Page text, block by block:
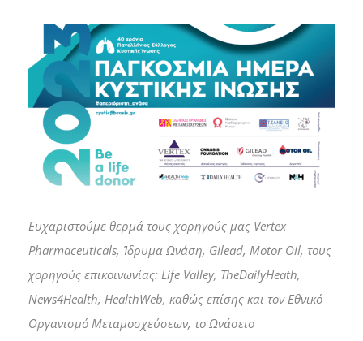
Ευχαριστούμε θερμά τους χορηγούς μας Vertex
Pharmaceuticals, Ίδρυμα Ωνάση, Gilead, Motor Oil, τους
χορηγούς επικοινωνίας: Life Valley, TheDailyHeath,
News4Health, HealthWeb, καθώς επίσης και τον Εθνικό
Οργανισμό Μεταμοσχεύσεων, το Ωνάσειο